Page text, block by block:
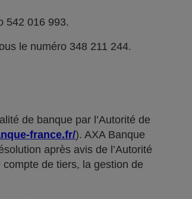
542 016 993.
le numéro 348 211 244.
de banque par l’Autorité de
france.fr/). AXA Banque
après avis de l’Autorité
de tiers, la gestion de